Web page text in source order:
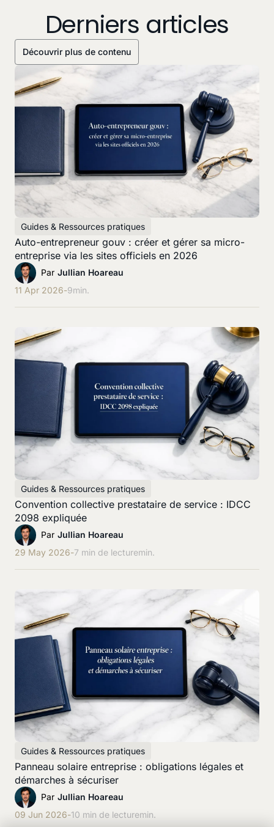
Derniers articles
Découvrir plus de contenu
Guides & Ressources pratiques
Auto-entrepreneur gouv : créer et gérer sa micro-
entreprise via les sites officiels en 2026
Par Jullian Hoareau
11 Apr 2026-9min.
Guides & Ressources pratiques
Convention collective prestataire de service : IDCC
2098 expliquée
Par Jullian Hoareau
29 May 2026-7 min de lecturemin.
Guides & Ressources pratiques
Panneau solaire entreprise : obligations légales et
démarches à sécuriser
Par Jullian Hoareau
09 Jun 2026-10 min de lecturemin.